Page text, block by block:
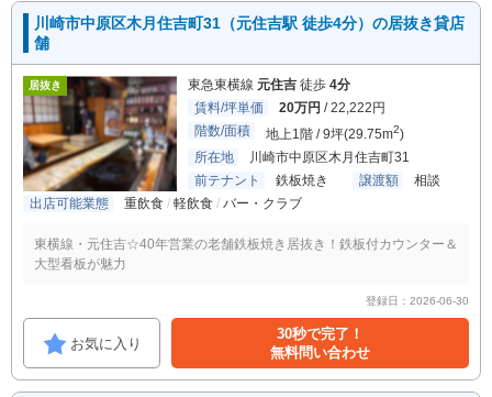
川崎市中原区木月住吉町31（元住吉駅 徒歩4分）の居抜き貸店
舗
居抜き 東急東横線 元住吉 徒歩 4分
賃料/坪単価
20万円 / 22,222円
階数/面積
地上1階 / 9坪(29.75m2)
所在地
川崎市中原区木月住吉町31
前テナント
鉄板焼き 譲渡額
相談
出店可能業態
重飲食 軽飲食 バー・クラブ
東横線・元住吉☆40年営業の老舗鉄板焼き居抜き！鉄板付カウンター＆
大型看板が魅力
登録日：2026-06-30
お気に入り
30秒で完了！
無料問い合わせ